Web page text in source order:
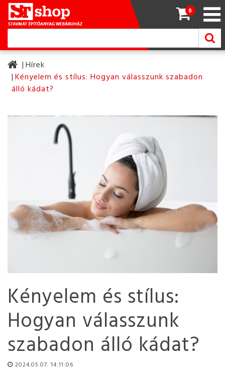
0
Hírek
Kényelem és stílus: Hogyan válasszunk szabadon
álló kádat?
Kényelem és stílus:
Hogyan válasszunk
szabadon álló kádat?
2024.05.07. 14:11:06